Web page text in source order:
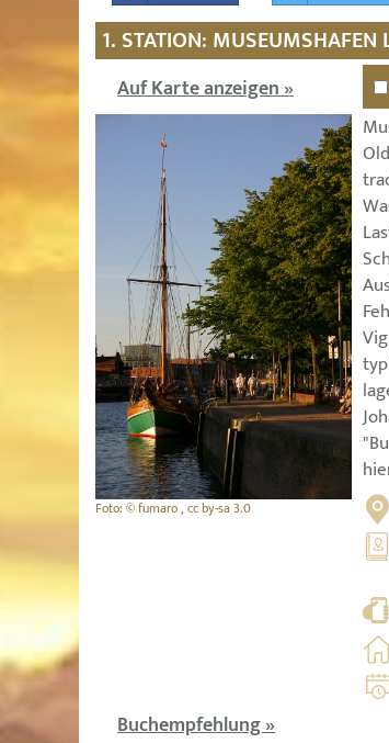
1. STATION: MUSEUMSHAFEN
Auf Karte anzeigen »
Foto: © fumaro , cc by-sa 3.0
Buchempfehlung »